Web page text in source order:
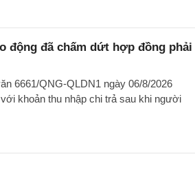
động đã chấm dứt hợp đồng phải
6661/QNG-QLDN1 ngày 06/8/2026
khoản thu nhập chi trả sau khi người